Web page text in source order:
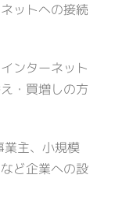
ットへの接続
ンターネット
・買増しの方
主、小規模
ど企業への設